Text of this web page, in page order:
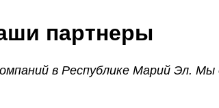
о
в
р
в
партнеры
в Республике Марий Эл.